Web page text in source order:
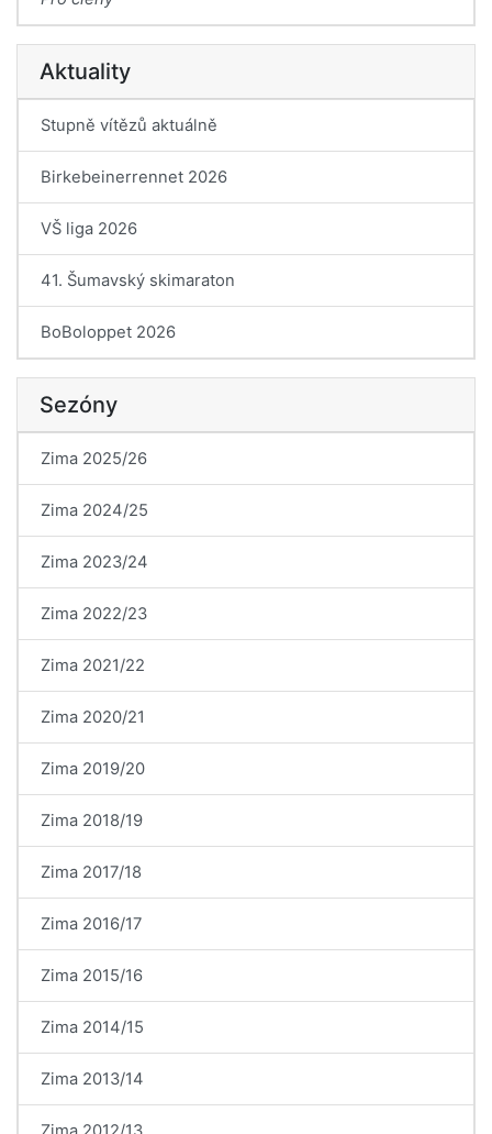
Aktuality
Stupně vítězů aktuálně
Birkebeinerrennet 2026
VŠ liga 2026
41. Šumavský skimaraton
BoBoloppet 2026
Sezóny
Zima 2025/26
Zima 2024/25
Zima 2023/24
Zima 2022/23
Zima 2021/22
Zima 2020/21
Zima 2019/20
Zima 2018/19
Zima 2017/18
Zima 2016/17
Zima 2015/16
Zima 2014/15
Zima 2013/14